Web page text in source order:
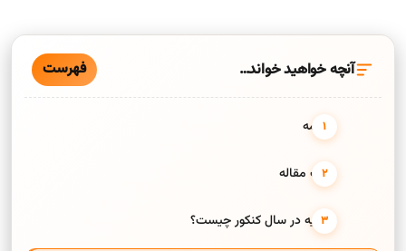
آنچه خواهید خواند… فهرست
مقدمه
هدف مقاله
حاشیه در سال کنکور چیست؟